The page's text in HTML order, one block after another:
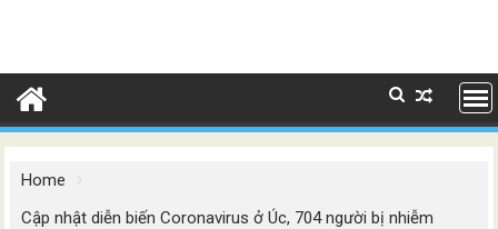
Home
Cập nhật diễn biến Coronavirus ở Úc, 704 người bị nhiễm